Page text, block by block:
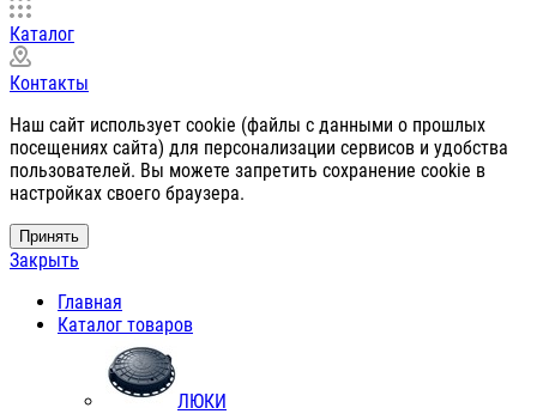
Каталог
Контакты
Наш сайт использует cookie (файлы с данными о прошлых
посещениях сайта) для персонализации сервисов и удобства
пользователей. Вы можете запретить сохранение cookie в
настройках своего браузера.
Принять
Закрыть
Главная
Каталог товаров
ЛЮКИ